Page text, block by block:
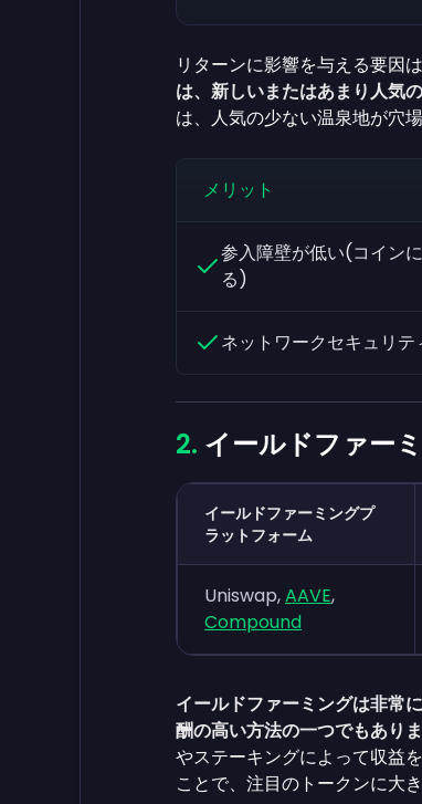
リターンに影響を与える要因
は、新しいまたはあまり人気
は、人気の少ない温泉地が穴
メリット
参入障壁が低い(コイン
る)
ネットワークセキュリテ
イールドファー
イールドファーミングプ
ラットフォーム
Uniswap,AAVE,
Compound
イールドファーミングは非常
酬の高い方法の一つでもあり
やステーキングによって収益
ことで、注目のトークンに大